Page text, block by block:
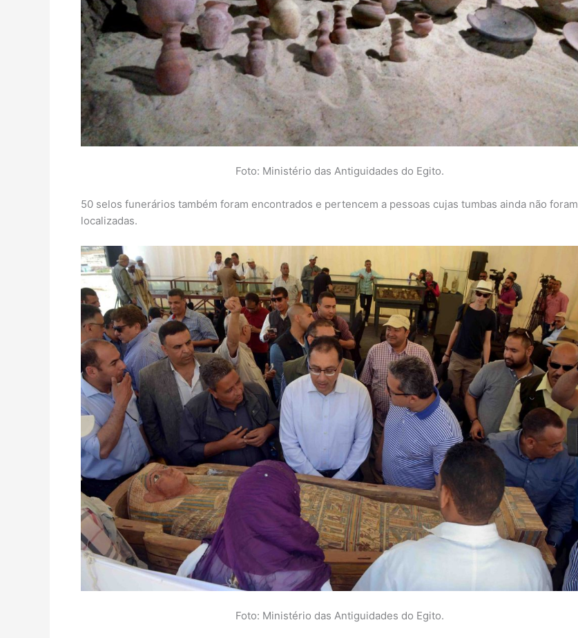
Foto: Ministério das Antiguidades do Egito.
50 selos funerários também foram encontrados e pertencem a pessoas cujas tumbas ainda não foram
localizadas.
Foto: Ministério das Antiguidades do Egito.